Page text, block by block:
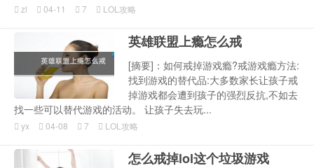
zl 04-11 7 LOL攻略
英雄联盟上瘾怎么戒
[摘要]：如何戒掉游戏瘾?戒游戏瘾方法:
找到游戏的替代品:大多数家长让孩子戒
掉游戏都会遭到孩子的强烈反抗,不如去
找一些可以替代游戏的活动。 让孩子失去玩...
yx 04-08 7 LOL攻略
怎么戒掉lol这个垃圾游戏